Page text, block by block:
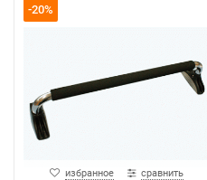
-20%
избранное сравнить